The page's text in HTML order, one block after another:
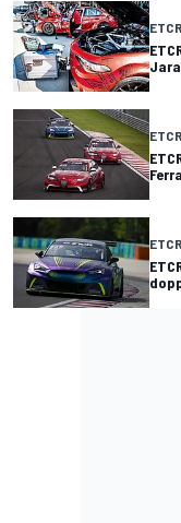
ETCR
ETCR
ETCR